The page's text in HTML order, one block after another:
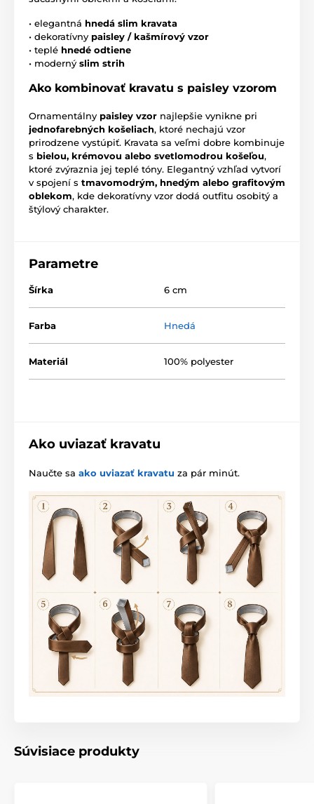
• elegantná hnedá slim kravata
• dekoratívny paisley / kašmírový vzor
• teplé hnedé odtiene
• moderný slim strih
Ako kombinovať kravatu s paisley vzorom
Ornamentálny paisley vzor najlepšie vynikne pri
jednofarebných košeliach, ktoré nechajú vzor
prirodzene vystúpiť. Kravata sa veľmi dobre kombinuje
s bielou, krémovou alebo svetlomodrou košeľou,
ktoré zvýraznia jej teplé tóny. Elegantný vzhľad vytvorí
v spojení s tmavomodrým, hnedým alebo grafitovým
oblekom, kde dekoratívny vzor dodá outfitu osobitý a
štýlový charakter.
Parametre
Šírka 6 cm
Farba Hnedá
Materiál 100% polyester
Ako uviazať kravatu
Naučte sa ako uviazať kravatu za pár minút.
Súvisiace produkty